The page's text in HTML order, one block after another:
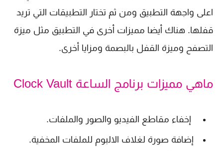
اعلى واجهة التطبيق ومن ثم تختار التطبيقات التي تريد
قفلها. هناك أيضا مميزات أخرى في التطبيق مثل ميزة
التصفح وميزة القفل بالبصمة ومزايا أخرى.
ماهي مميزات برنامج الساعة Clock Vault
إخفاء مقاطع الفيديو والصور والملفات.
إضافة صورة لغلاف الالبوم للملفات المخفية.